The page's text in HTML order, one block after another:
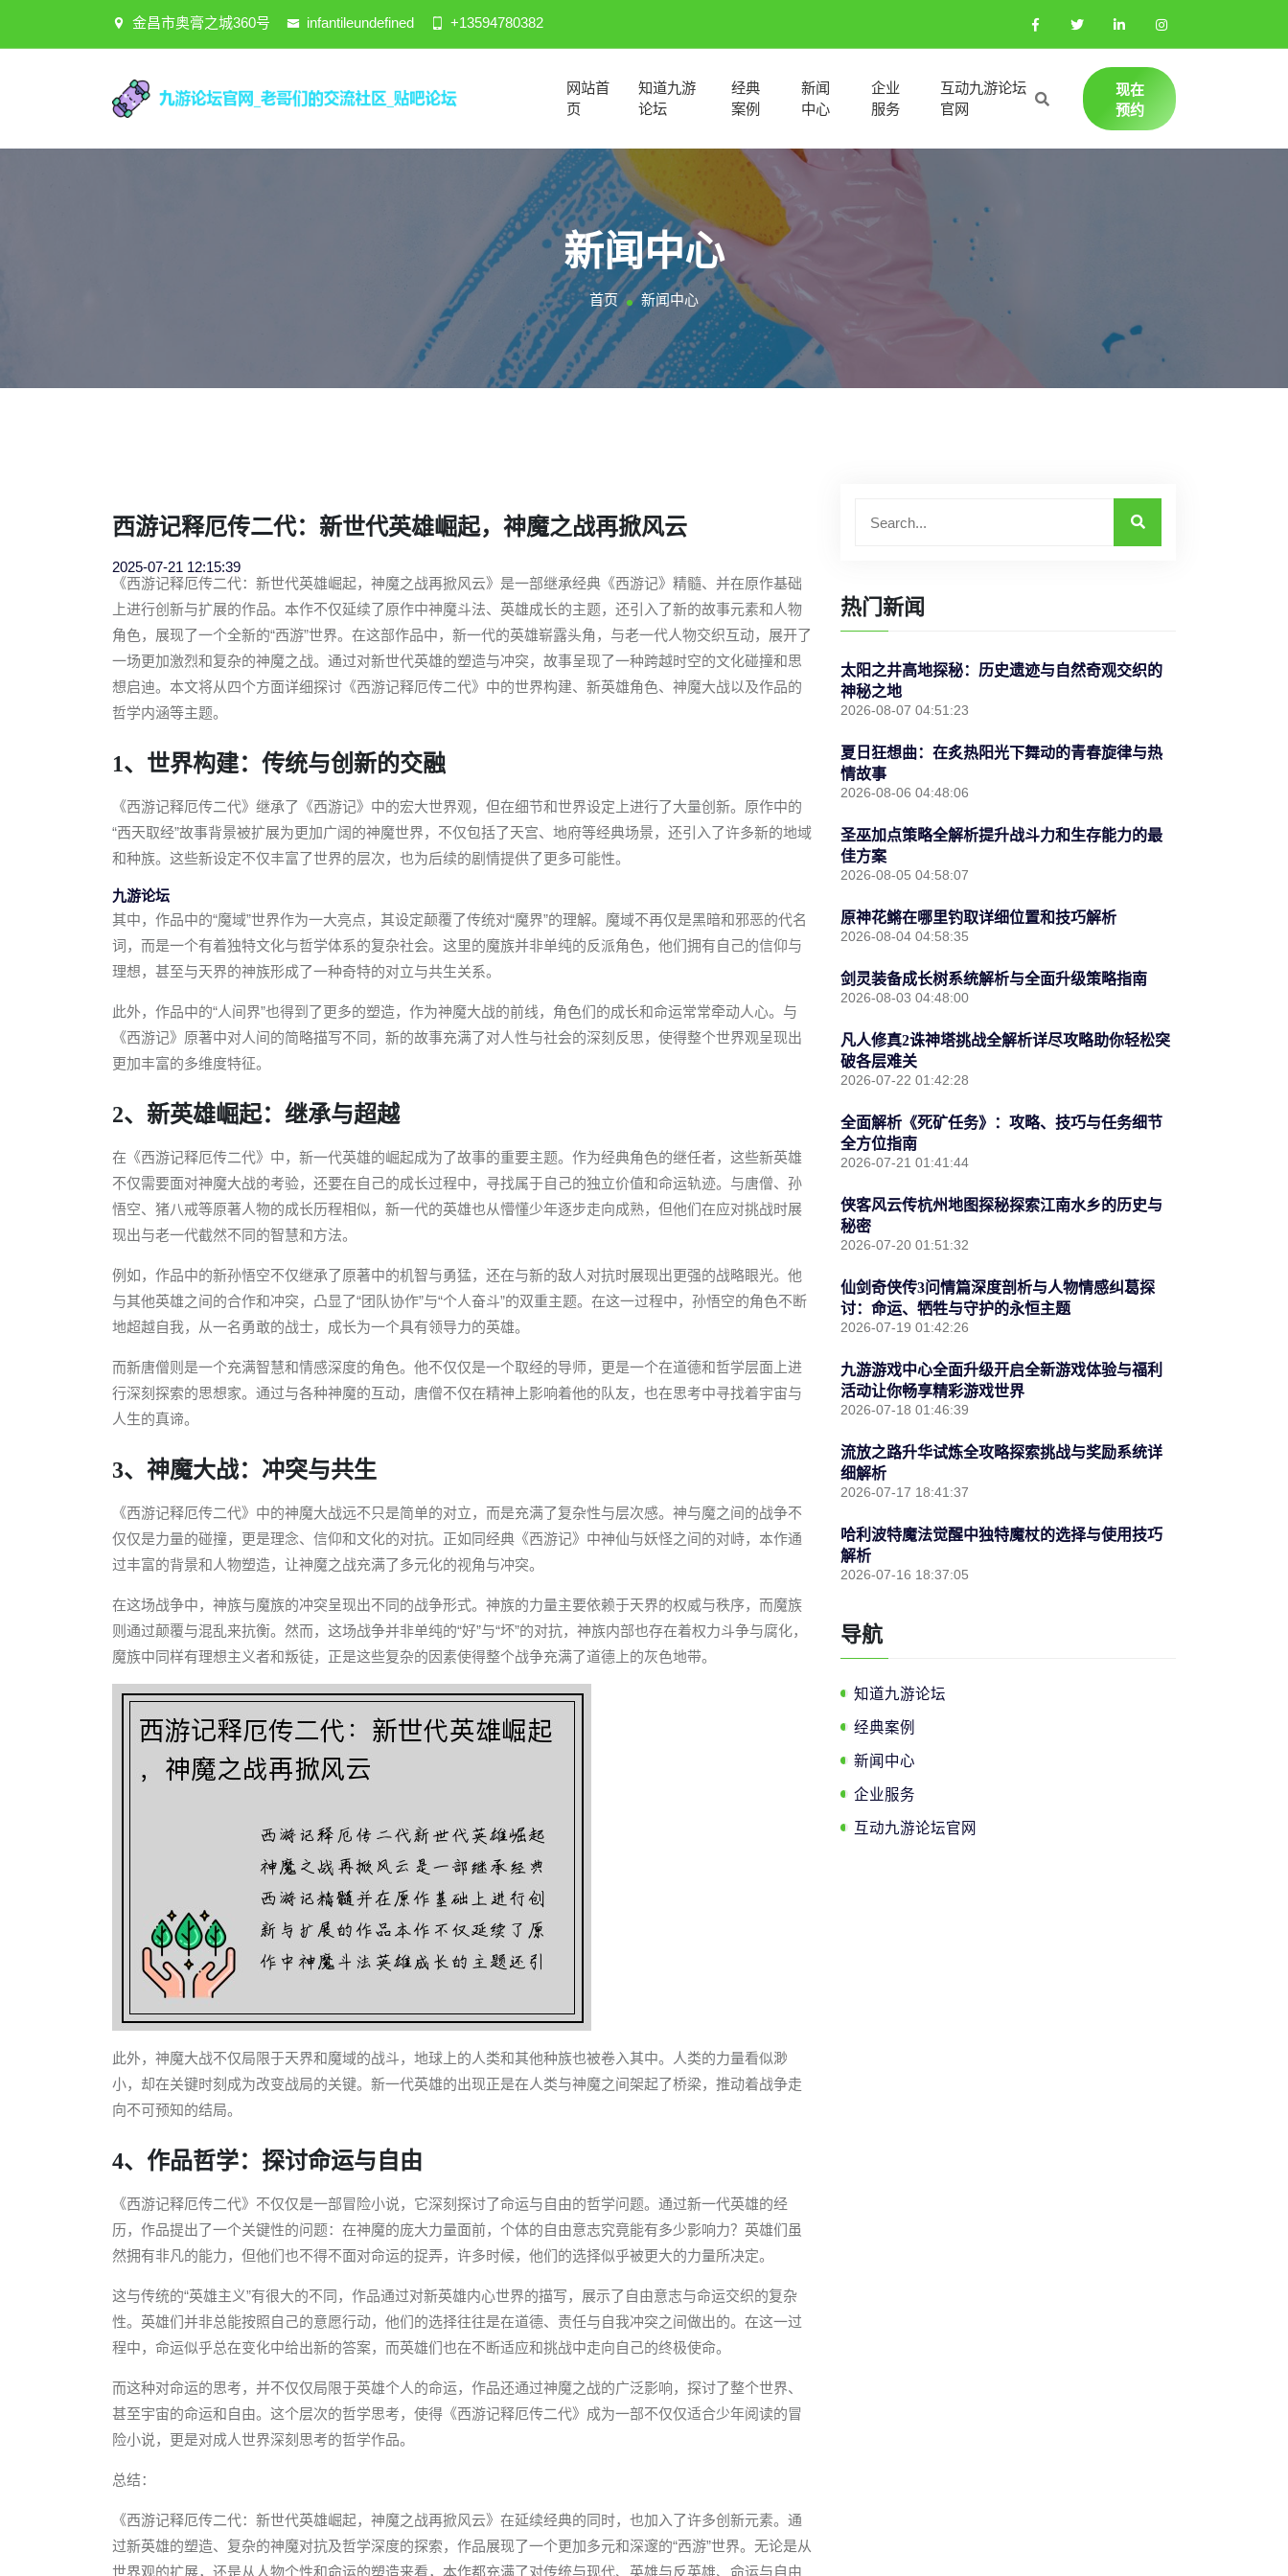
金昌市奥膏之城360号 infantileundefined +13594780382
网站首
页
知道九游
论坛
经典
案例
新闻
中心
企业
服务
互动九游论坛
官网
现在
预约
新闻中心
首页 新闻中心
西游记释厄传二代：新世代英雄崛起，神魔之战再掀风云
2025-07-21 12:15:39
《西游记释厄传二代：新世代英雄崛起，神魔之战再掀风云》是一部继承经典《西游记》精髓、并在原作基础
上进行创新与扩展的作品。本作不仅延续了原作中神魔斗法、英雄成长的主题，还引入了新的故事元素和人物
角色，展现了一个全新的“西游”世界。在这部作品中，新一代的英雄崭露头角，与老一代人物交织互动，展开了
一场更加激烈和复杂的神魔之战。通过对新世代英雄的塑造与冲突，故事呈现了一种跨越时空的文化碰撞和思
想启迪。本文将从四个方面详细探讨《西游记释厄传二代》中的世界构建、新英雄角色、神魔大战以及作品的
哲学内涵等主题。
1、世界构建：传统与创新的交融
《西游记释厄传二代》继承了《西游记》中的宏大世界观，但在细节和世界设定上进行了大量创新。原作中的
“西天取经”故事背景被扩展为更加广阔的神魔世界，不仅包括了天宫、地府等经典场景，还引入了许多新的地域
和种族。这些新设定不仅丰富了世界的层次，也为后续的剧情提供了更多可能性。
九游论坛
其中，作品中的“魔域”世界作为一大亮点，其设定颠覆了传统对“魔界”的理解。魔域不再仅是黑暗和邪恶的代名
词，而是一个有着独特文化与哲学体系的复杂社会。这里的魔族并非单纯的反派角色，他们拥有自己的信仰与
理想，甚至与天界的神族形成了一种奇特的对立与共生关系。
此外，作品中的“人间界”也得到了更多的塑造，作为神魔大战的前线，角色们的成长和命运常常牵动人心。与
《西游记》原著中对人间的简略描写不同，新的故事充满了对人性与社会的深刻反思，使得整个世界观呈现出
更加丰富的多维度特征。
2、新英雄崛起：继承与超越
在《西游记释厄传二代》中，新一代英雄的崛起成为了故事的重要主题。作为经典角色的继任者，这些新英雄
不仅需要面对神魔大战的考验，还要在自己的成长过程中，寻找属于自己的独立价值和命运轨迹。与唐僧、孙
悟空、猪八戒等原著人物的成长历程相似，新一代的英雄也从懵懂少年逐步走向成熟，但他们在应对挑战时展
现出与老一代截然不同的智慧和方法。
例如，作品中的新孙悟空不仅继承了原著中的机智与勇猛，还在与新的敌人对抗时展现出更强的战略眼光。他
与其他英雄之间的合作和冲突，凸显了“团队协作”与“个人奋斗”的双重主题。在这一过程中，孙悟空的角色不断
地超越自我，从一名勇敢的战士，成长为一个具有领导力的英雄。
而新唐僧则是一个充满智慧和情感深度的角色。他不仅仅是一个取经的导师，更是一个在道德和哲学层面上进
行深刻探索的思想家。通过与各种神魔的互动，唐僧不仅在精神上影响着他的队友，也在思考中寻找着宇宙与
人生的真谛。
3、神魔大战：冲突与共生
《西游记释厄传二代》中的神魔大战远不只是简单的对立，而是充满了复杂性与层次感。神与魔之间的战争不
仅仅是力量的碰撞，更是理念、信仰和文化的对抗。正如同经典《西游记》中神仙与妖怪之间的对峙，本作通
过丰富的背景和人物塑造，让神魔之战充满了多元化的视角与冲突。
在这场战争中，神族与魔族的冲突呈现出不同的战争形式。神族的力量主要依赖于天界的权威与秩序，而魔族
则通过颠覆与混乱来抗衡。然而，这场战争并非单纯的“好”与“坏”的对抗，神族内部也存在着权力斗争与腐化，
魔族中同样有理想主义者和叛徒，正是这些复杂的因素使得整个战争充满了道德上的灰色地带。
此外，神魔大战不仅局限于天界和魔域的战斗，地球上的人类和其他种族也被卷入其中。人类的力量看似渺
小，却在关键时刻成为改变战局的关键。新一代英雄的出现正是在人类与神魔之间架起了桥梁，推动着战争走
向不可预知的结局。
4、作品哲学：探讨命运与自由
《西游记释厄传二代》不仅仅是一部冒险小说，它深刻探讨了命运与自由的哲学问题。通过新一代英雄的经
历，作品提出了一个关键性的问题：在神魔的庞大力量面前，个体的自由意志究竟能有多少影响力？英雄们虽
然拥有非凡的能力，但他们也不得不面对命运的捉弄，许多时候，他们的选择似乎被更大的力量所决定。
这与传统的“英雄主义”有很大的不同，作品通过对新英雄内心世界的描写，展示了自由意志与命运交织的复杂
性。英雄们并非总能按照自己的意愿行动，他们的选择往往是在道德、责任与自我冲突之间做出的。在这一过
程中，命运似乎总在变化中给出新的答案，而英雄们也在不断适应和挑战中走向自己的终极使命。
而这种对命运的思考，并不仅仅局限于英雄个人的命运，作品还通过神魔之战的广泛影响，探讨了整个世界、
甚至宇宙的命运和自由。这个层次的哲学思考，使得《西游记释厄传二代》成为一部不仅仅适合少年阅读的冒
险小说，更是对成人世界深刻思考的哲学作品。
总结：
《西游记释厄传二代：新世代英雄崛起，神魔之战再掀风云》在延续经典的同时，也加入了许多创新元素。通
过新英雄的塑造、复杂的神魔对抗及哲学深度的探索，作品展现了一个更加多元和深邃的“西游”世界。无论是从
世界观的扩展，还是从人物个性和命运的塑造来看，本作都充满了对传统与现代、英雄与反英雄、命运与自由
热门新闻
太阳之井高地探秘：历史遗迹与自然奇观交织的
神秘之地
2026-08-07 04:51:23
夏日狂想曲：在炙热阳光下舞动的青春旋律与热
情故事
2026-08-06 04:48:06
圣巫加点策略全解析提升战斗力和生存能力的最
佳方案
2026-08-05 04:58:07
原神花鳉在哪里钓取详细位置和技巧解析
2026-08-04 04:58:35
剑灵装备成长树系统解析与全面升级策略指南
2026-08-03 04:48:00
凡人修真2诛神塔挑战全解析详尽攻略助你轻松突
破各层难关
2026-07-22 01:42:28
全面解析《死矿任务》：攻略、技巧与任务细节
全方位指南
2026-07-21 01:41:44
侠客风云传杭州地图探秘探索江南水乡的历史与
秘密
2026-07-20 01:51:32
仙剑奇侠传3问情篇深度剖析与人物情感纠葛探
讨：命运、牺牲与守护的永恒主题
2026-07-19 01:42:26
九游游戏中心全面升级开启全新游戏体验与福利
活动让你畅享精彩游戏世界
2026-07-18 01:46:39
流放之路升华试炼全攻略探索挑战与奖励系统详
细解析
2026-07-17 18:41:37
哈利波特魔法觉醒中独特魔杖的选择与使用技巧
解析
2026-07-16 18:37:05
导航
知道九游论坛
经典案例
新闻中心
企业服务
互动九游论坛官网